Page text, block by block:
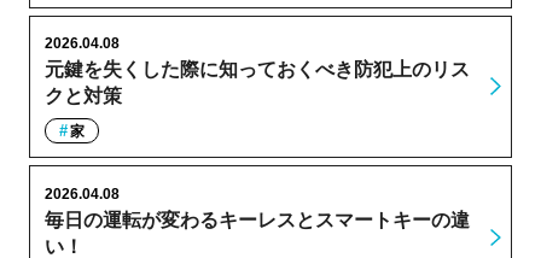
元鍵を失くした際に知っておくべき防犯上のリス
クと対策
2026.04.08
家
毎日の運転が変わるキーレスとスマートキーの違
い！
2026.04.08